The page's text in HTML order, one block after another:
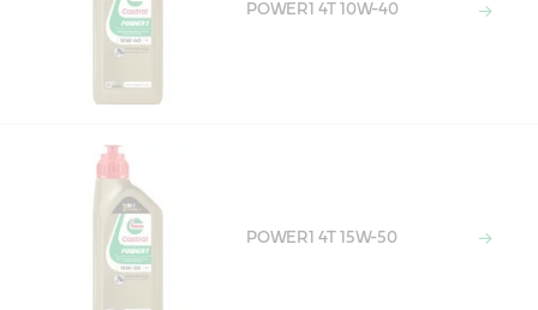
POWER1 4T 10W-40
POWER1 4T 15W-50